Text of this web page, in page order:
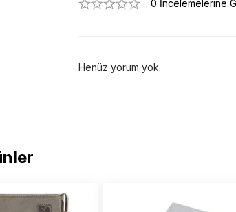
0 İncelemelerine
Henüz yorum yok.